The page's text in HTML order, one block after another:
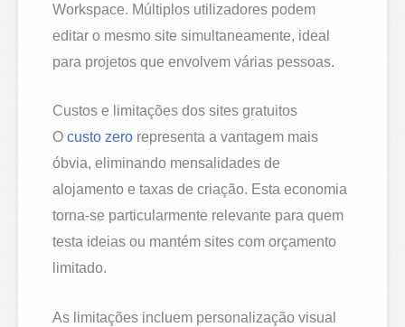
Workspace. Múltiplos utilizadores podem
editar o mesmo site simultaneamente, ideal
para projetos que envolvem várias pessoas.
Custos e limitações dos sites gratuitos
Ocusto zero representa a vantagem mais
óbvia, eliminando mensalidades de
alojamento e taxas de criação. Esta economia
torna-se particularmente relevante para quem
testa ideias ou mantém sites com orçamento
limitado.
As limitações incluem personalização visual